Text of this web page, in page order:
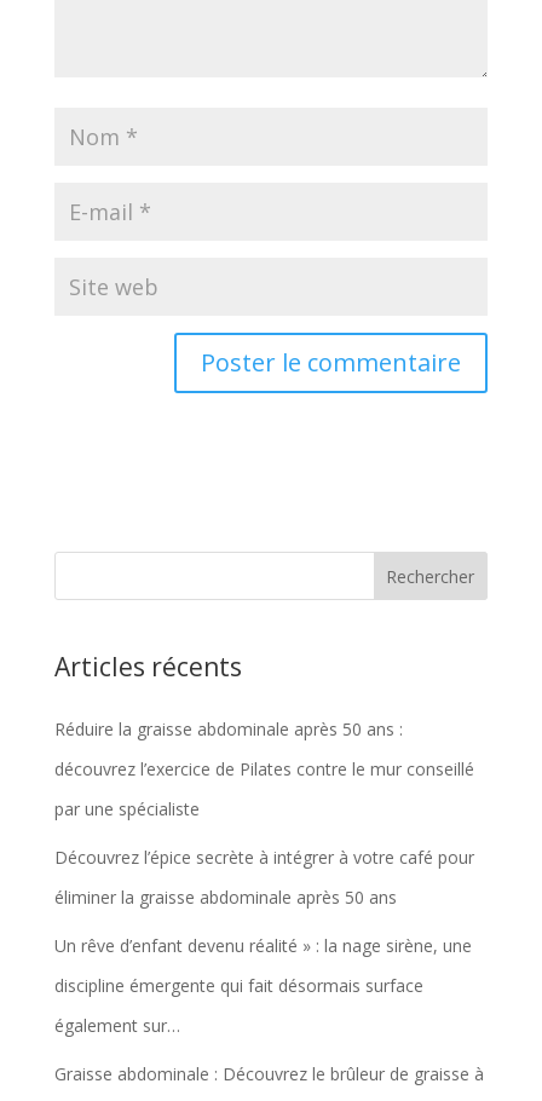
Articles récents
Réduire la graisse abdominale après 50 ans :
découvrez l’exercice de Pilates contre le mur conseillé
par une spécialiste
Découvrez l’épice secrète à intégrer à votre café pour
éliminer la graisse abdominale après 50 ans
Un rêve d’enfant devenu réalité » : la nage sirène, une
discipline émergente qui fait désormais surface
également sur…
Graisse abdominale : Découvrez le brûleur de graisse à